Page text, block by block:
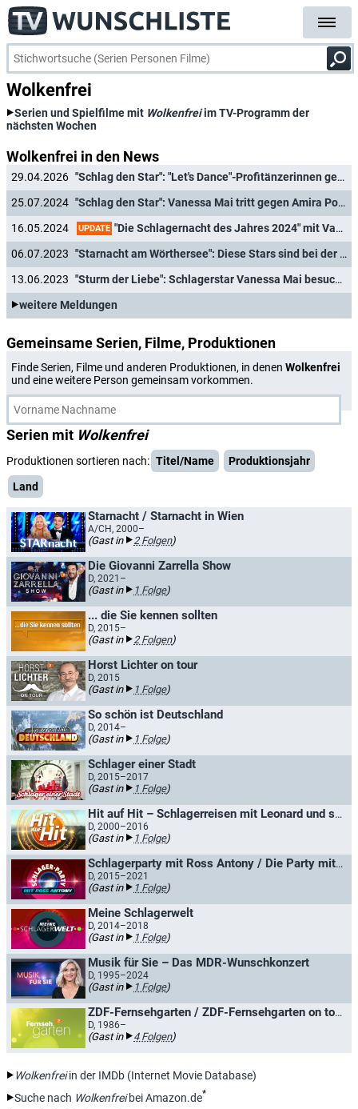
Wolkenfrei
Serien und Spielfilme mit Wolkenfreiim TV-Programm der
nächsten Wochen
Wolkenfrei in den News
29.04.2026
"Schlag den Star": "Let's Dance"-Profitänzerinnen gegen Schlagerstar & Moderatorin
25.07.2024
"Schlag den Star": Vanessa Mai tritt gegen Amira Pocher an
16.05.2024
UPDATE "Die Schlagernacht des Jahres 2024" mit Vanessa Mai, Vicky Leandros und neuem Moderator
06.07.2023
"Starnacht am Wörthersee": Diese Stars sind bei der Premiere im Ersten dabei
13.06.2023
"Sturm der Liebe": Schlagerstar Vanessa Mai besucht Telenovela
weitere Meldungen
Gemeinsame Serien, Filme, Produktionen
Finde Serien, Filme und anderen Produktionen, in denen Wolkenfrei
und eine weitere Person gemeinsam vorkommen.
Serien mit Wolkenfrei
Produktionen sortieren nach: Titel/Name
Produktionsjahr
Land
Starnacht / Starnacht in Wien
A/CH, 2000–
(Gast in 2 Folgen)
Die Giovanni Zarrella Show
D, 2021–
(Gast in 1 Folge)
... die Sie kennen sollten
D, 2015–
(Gast in 2 Folgen)
Horst Lichter on tour
D, 2015
(Gast in 1 Folge)
So schön ist Deutschland
D, 2014–
(Gast in 1 Folge)
Schlager einer Stadt
D, 2015–2017
(Gast in 1 Folge)
Hit auf Hit – Schlagerreisen mit Leonard und seinen Gästen
D, 2000–2016
(Gast in 1 Folge)
Schlagerparty mit Ross Antony / Die Party mit Ross Antony
D, 2015–2021
(Gast in 1 Folge)
Meine Schlagerwelt
D, 2014–2018
(Gast in 1 Folge)
Musik für Sie – Das MDR-Wunschkonzert
D, 1995–2024
(Gast in 1 Folge)
ZDF-Fernsehgarten / ZDF-Fernsehgarten on tour
D, 1986–
(Gast in 4 Folgen)
Wolkenfreiin der IMDb (Internet Movie Database)
Suche nach Wolkenfreibei Amazon.de*